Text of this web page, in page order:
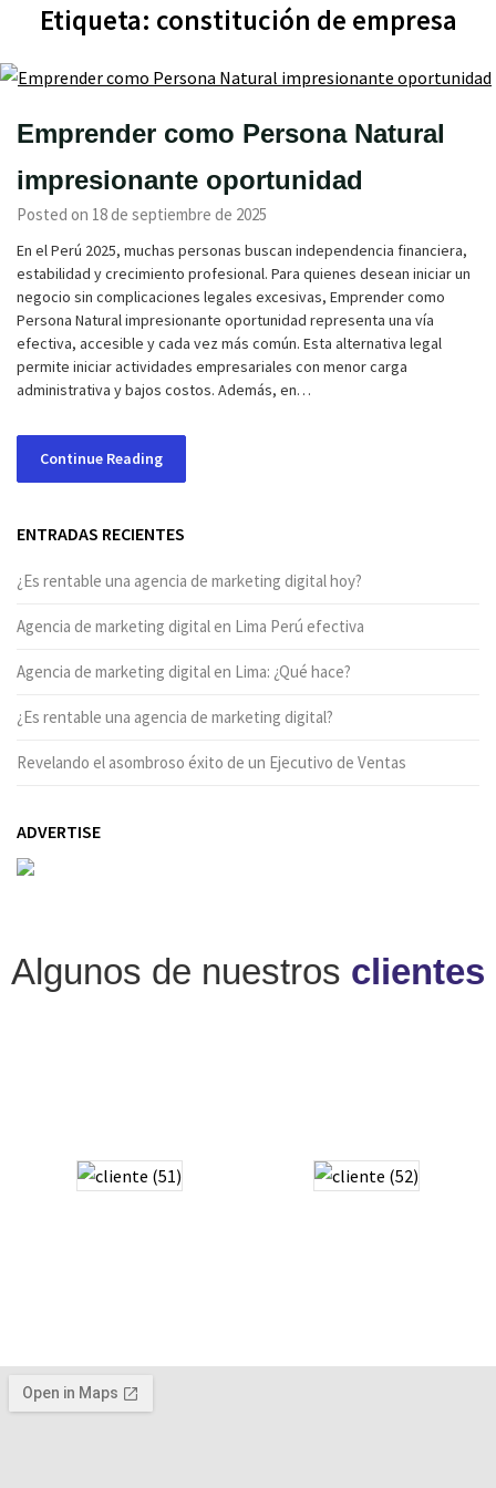
Etiqueta: constitución de empresa
Emprender como Persona Natural
impresionante oportunidad
Posted on 18 de septiembre de 2025
En el Perú 2025, muchas personas buscan independencia financiera,
estabilidad y crecimiento profesional. Para quienes desean iniciar un
negocio sin complicaciones legales excesivas, Emprender como
Persona Natural impresionante oportunidad representa una vía
efectiva, accesible y cada vez más común. Esta alternativa legal
permite iniciar actividades empresariales con menor carga
administrativa y bajos costos. Además, en…
Continue Reading
ENTRADAS RECIENTES
¿Es rentable una agencia de marketing digital hoy?
Agencia de marketing digital en Lima Perú efectiva
Agencia de marketing digital en Lima: ¿Qué hace?
¿Es rentable una agencia de marketing digital?
Revelando el asombroso éxito de un Ejecutivo de Ventas
ADVERTISE
Algunos de nuestros clientes